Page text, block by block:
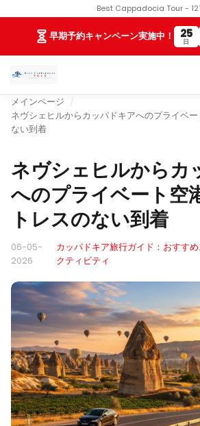
Best Cappadocia Tour -
早期予約キャンペーン実施中！ 25
日
メインページ
ネヴシェヒルからカッパドキアへのプライベ
ない到着
ネヴシェヒルからカ
へのプライベート空
トレスのない到着
06-05-
2026
カッパドキア旅行ガイド：おすす
クティビティ